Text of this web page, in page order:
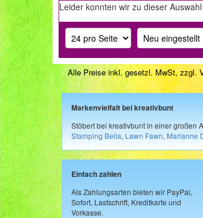
Leider konnten wir zu dieser
Alle Preise inkl. gesetzl. MwSt, zzgl.
Markenvielfalt bei kreativbunt
Stöbert bei kreativbunt in einer großen
Stamping Bella, Lawn Fawn, Marianne
Einfach zahlen
Als Zahlungsarten bieten wir PayPal,
Sofort, Lastschrift, Kreditkarte und
Vorkasse.